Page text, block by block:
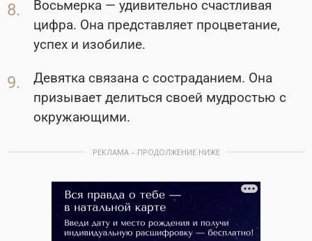
Восьмерка — удивительно счастливая
цифра. Она представляет процветание,
успех и изобилие.
Девятка связана с состраданием. Она
призывает делиться своей мудростью с
окружающими.
РЕКЛАМА – ПРОДОЛЖЕНИЕ НИЖЕ